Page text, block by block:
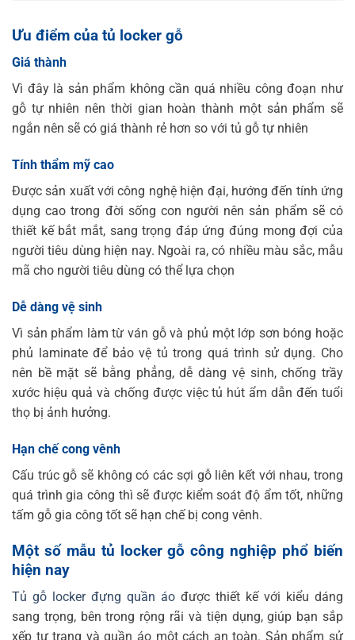
Ưu điểm của tủ locker gỗ
Giá thành
Vì đây là sản phẩm không cần quá nhiều công đoạn như
gỗ tự nhiên nên thời gian hoàn thành một sản phẩm sẽ
ngắn nên sẽ có giá thành rẻ hơn so với tủ gỗ tự nhiên
Tính thẩm mỹ cao
Được sản xuất với công nghệ hiện đại, hướng đến tính ứng
dụng cao trong đời sống con người nên sản phẩm sẽ có
thiết kế bắt mắt, sang trọng đáp ứng đúng mong đợi của
người tiêu dùng hiện nay. Ngoài ra, có nhiều màu sắc, mẫu
mã cho người tiêu dùng có thể lựa chọn
Dễ dàng vệ sinh
Vì sản phẩm làm từ ván gỗ và phủ một lớp sơn bóng hoặc
phủ laminate để bảo vệ tủ trong quá trình sử dụng. Cho
nên bề mặt sẽ bằng phẳng, dễ dàng vệ sinh, chống trầy
xước hiệu quả và chống được việc tủ hút ẩm dẫn đến tuổi
thọ bị ảnh hưởng.
Hạn chế cong vênh
Cấu trúc gỗ sẽ không có các sợi gỗ liên kết với nhau, trong
quá trình gia công thì sẽ được kiểm soát độ ẩm tốt, những
tấm gỗ gia công tốt sẽ hạn chế bị cong vênh.
Một số mẫu tủ locker gỗ công nghiệp phổ biến
hiện nay
Tủ gỗ locker đựng quần áo được thiết kế với kiểu dáng
sang trọng, bên trong rộng rãi và tiện dụng, giúp bạn sắp
xếp tư trang và quần áo một cách an toàn. Sản phẩm sử